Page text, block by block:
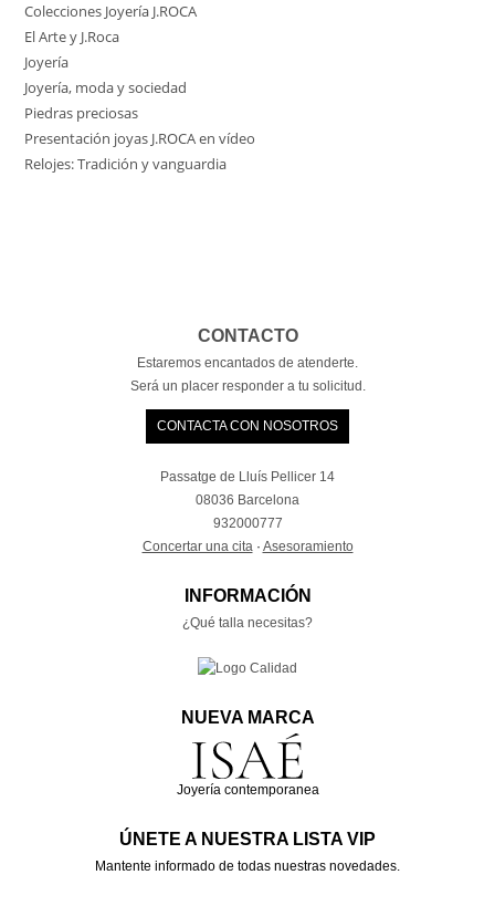
Colecciones Joyería J.ROCA
El Arte y J.Roca
Joyería
Joyería, moda y sociedad
Piedras preciosas
Presentación joyas J.ROCA en vídeo
Relojes: Tradición y vanguardia
CONTACTO
Estaremos encantados de atenderte.
Será un placer responder a tu solicitud.
CONTACTA CON NOSOTROS
Passatge de Lluís Pellicer 14
08036 Barcelona
932000777
Concertar una cita· Asesoramiento
INFORMACIÓN
¿Qué talla necesitas?
NUEVA MARCA
Joyería contemporanea
ÚNETE A NUESTRA LISTA VIP
Mantente informado de todas nuestras novedades.